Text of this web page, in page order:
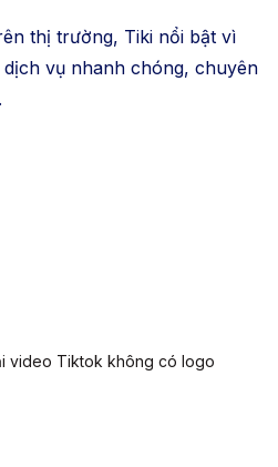
video Tiktok không có logo
thị trường, Tiki nổi bật vì
vụ nhanh chóng, chuyên